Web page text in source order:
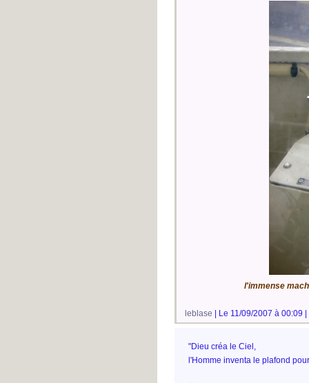
l'immense
leblase | Le 11/09/2007 à 00:09 |
"Dieu créa le Ciel,
l'Homme inventa le plafond